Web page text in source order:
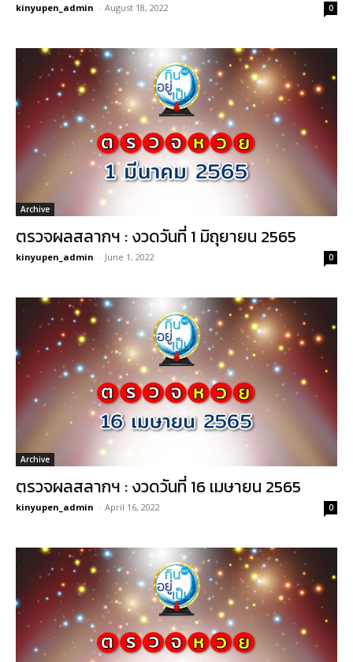
kinyupen_admin - August 18, 2022 0
Archive
ตรวจผลสลากฯ : งวดวันที่ 1 มิถุยายน 2565
kinyupen_admin - June 1, 2022 0
Archive
ตรวจผลสลากฯ : งวดวันที่ 16 เมษายน 2565
kinyupen_admin - April 16, 2022 0